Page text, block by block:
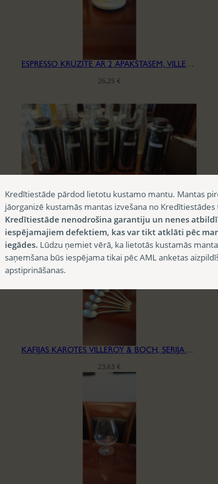
ESPRESSO KRŪZĪTE AR 2 APAKŠTASĒM, VILLEROY & BOCH, SĒRIJA IVOIRE
26,25 €
KAFIJAS KANNAS UN KARSTĀ ŪDENS TERMOSI
13,13€
KAFIJAS KAROTES VILLEROY & BOCH, SĒRIJA ELLA
23,63 €
Kredītiestāde pārdod lietotu kustamo mantu. Mantas
jāorganizē kustamās mantas izvešana no
Kredītiestāde nenodrošina garantiju un nenes
iespējamajiem defektiem, kas var tikt atklāti pēc
iegādes. Lūdzu ņemiet vērā, ka lietotās kustamās
saņemšana būs iespējama tikai pēc AML anketas
apstiprināšanas.